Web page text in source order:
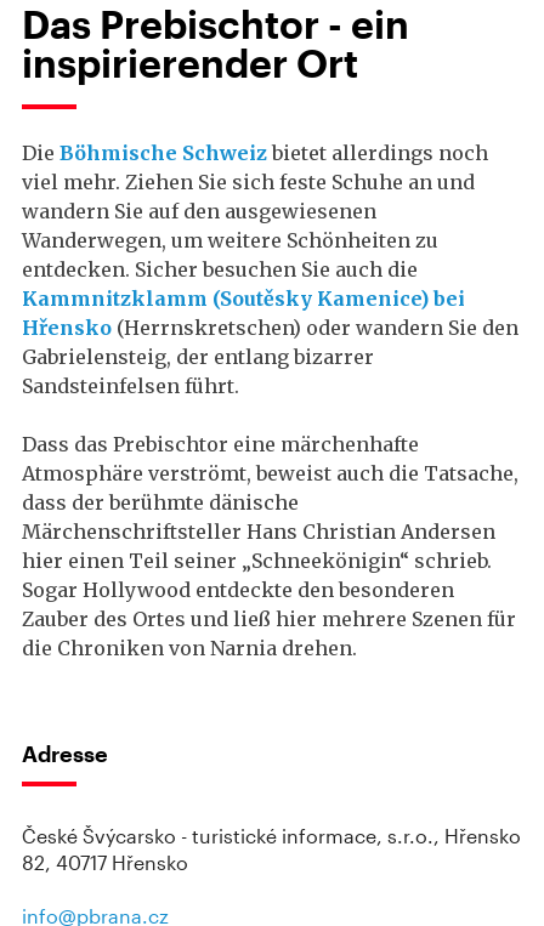
Das Prebischtor - ein
inspirierender Ort
Die Böhmische Schweizbietet allerdings noch
viel mehr. Ziehen Sie sich feste Schuhe an und
wandern Sie auf den ausgewiesenen
Wanderwegen, um weitere Schönheiten zu
entdecken. Sicher besuchen Sie auch die
Kammnitzklamm (Soutěsky Kamenice) bei
Hřensko (Herrnskretschen) oder wandern Sie den
Gabrielensteig, der entlang bizarrer
Sandsteinfelsen führt.
Dass das Prebischtor eine märchenhafte
Atmosphäre verströmt, beweist auch die Tatsache,
dass der berühmte dänische
Märchenschriftsteller Hans Christian Andersen
hier einen Teil seiner „Schneekönigin“ schrieb.
Sogar Hollywood entdeckte den besonderen
Zauber des Ortes und ließ hier mehrere Szenen für
die Chroniken von Narnia drehen.
Adresse
České Švýcarsko - turistické informace, s.r.o., Hřensko
82, 40717 Hřensko
info@pbrana.cz